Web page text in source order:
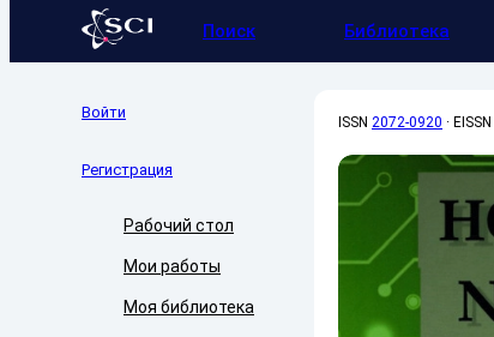
Поиск Библиотека
Войти
Регистрация
Рабочий стол
Мои работы
Моя библиотека
ISSN 2072-0920 · EISSN